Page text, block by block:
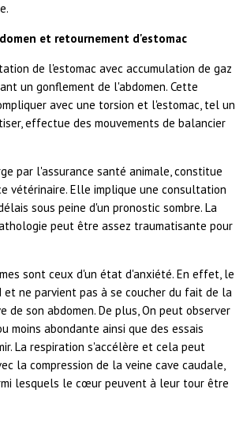
et retournement d'estomac
de l'estomac avec accumulation de gaz
un gonflement de l'abdomen. Cette
avec une torsion et l'estomac, tel un
effectue des mouvements de balancier
par l'assurance santé animale, constitue
vétérinaire. Elle implique une consultation
sous peine d'un pronostic sombre. La
peut être assez traumatisante pour
sont ceux d'un état d'anxiété. En effet, le
et ne parvient pas à se coucher du fait de la
de son abdomen. De plus, On peut observer
moins abondante ainsi que des essais
La respiration s'accélère et cela peut
la compression de la veine cave caudale,
lesquels le cœur peuvent à leur tour être